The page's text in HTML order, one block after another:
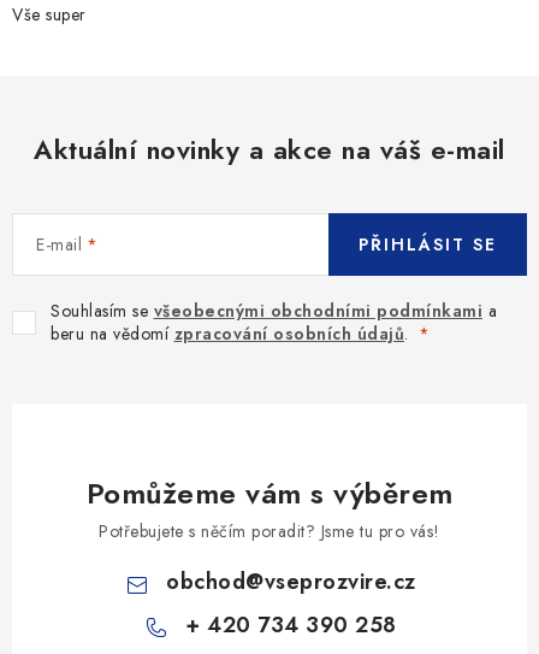
Vše super
Aktuální novinky a akce na váš e-mail
E-mail
Souhlasím se všeobecnými obchodními podmínkami a
beru na vědomí zpracování osobních údajů.
PŘIHLÁSIT SE
Pomůžeme vám s výběrem
Potřebujete s něčím poradit? Jsme tu pro vás!
obchod@vseprozvire.cz
+ 420 734 390 258